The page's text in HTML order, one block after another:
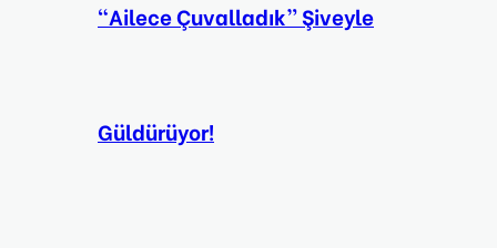
“Ailece Çuvalladık” Şiveyle
Güldürüyor!